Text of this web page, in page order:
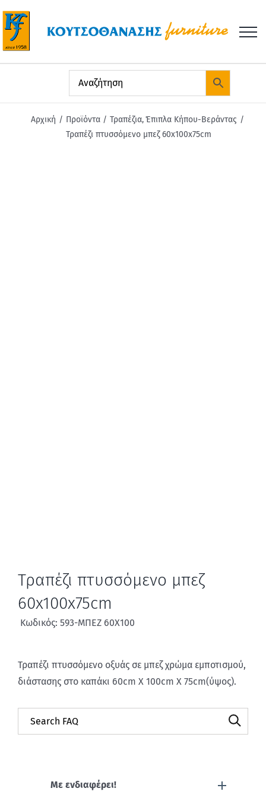
στο
περιεχόμενο
Αρχική Προϊόντα Τραπέζια Έπιπλα Κήπου-Βεράντας
Τραπέζι πτυσσόμενο μπεζ 60x100x75cm
Τραπέζι πτυσσόμενο μπεζ
60x100x75cm
Κωδικός: 593-ΜΠΕΖ 60Χ100
Τραπέζι πτυσσόμενο οξυάς σε μπεζ χρώμα εμποτισμού,
διάστασης στο καπάκι 60cm X 100cm X 75cm(ύψος).
Με ενδιαφέρει!